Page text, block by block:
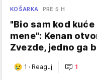
KOŠARKA PRE 5 H
"Bio sam kod
mene": Kenan
Zvezde, jedno ga
1 · Reaguj 1